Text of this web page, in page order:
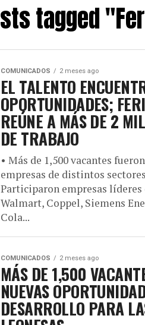
tagged
COMUNICADOS 2 meses ago
EL TALENTO
OPORTUNIDADES;
REÚNE A MÁS DE 2
DE TRABAJO
• Más de 1,500 vacantes
empresas de distintos
Participaron empresas
Walmart, Coppel, Siemens
Cola...
COMUNICADOS 2 meses ago
MÁS DE 1,500
NUEVAS
DESARROLLO PARA